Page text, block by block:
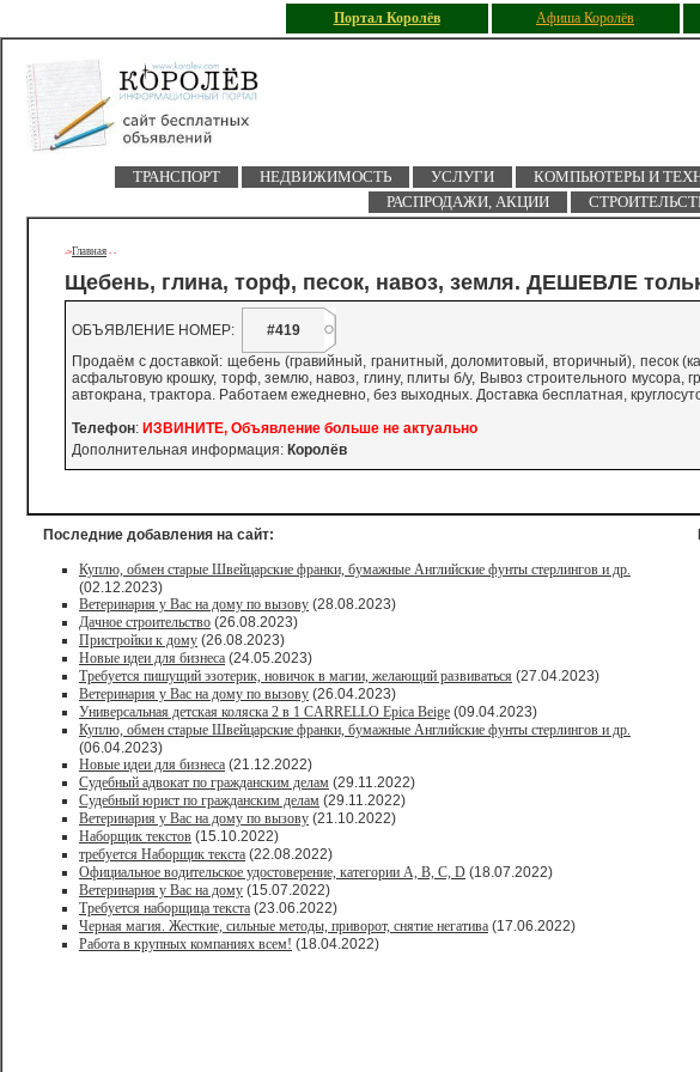
Портал Королёв Афиша Королёв
ТРАНСПОРТ НЕДВИЖИМОСТЬ УСЛУГИ КОМПЬЮТЕРЫ И
РАСПРОДАЖИ, АКЦИИ
->Главная - -
Щебень, глина, торф, песок, навоз, земля. ДЕШЕВЛЕ
ОБЪЯВЛЕНИЕ НОМЕР:
#419
Продаём с доставкой: щебень (гравийный, гранитный, доломитовый, вторичный), песок
асфальтовую крошку, торф, землю, навоз, глину, плиты б/у, Вывоз строительного мусора,
автокрана, трактора. Работаем ежедневно, без выходных. Доставка бесплатная,
Телефон: ИЗВИНИТЕ, Объявление больше не актуально
Дополнительная информация: Королёв
Последние добавления на сайт:
Куплю, обмен старые Швейцарские франки, бумажные Английские фунты стерлингов и др.
(02.12.2023)
Ветеринария у Вас на дому по вызову (28.08.2023)
Дачное строительство (26.08.2023)
Пристройки к дому (26.08.2023)
Новые идеи для бизнеса (24.05.2023)
Требуется пишущий эзотерик, новичок в магии, желающий развиваться (27.04.2023)
Ветеринария у Вас на дому по вызову (26.04.2023)
Универсальная детская коляска 2 в 1 CARRELLO Epica Beige (09.04.2023)
Куплю, обмен старые Швейцарские франки, бумажные Английские фунты стерлингов и др.
(06.04.2023)
Новые идеи для бизнеса (21.12.2022)
Судебный адвокат по гражданским делам (29.11.2022)
Судебный юрист по гражданским делам (29.11.2022)
Ветеринария у Вас на дому по вызову (21.10.2022)
Наборщик текстов (15.10.2022)
требуется Наборщик текста (22.08.2022)
Официальное водительское удостоверение, категории A, B, C, D (18.07.2022)
Ветеринария у Вас на дому (15.07.2022)
Требуется наборщица текста (23.06.2022)
Черная магия. Жесткие, сильные методы, приворот, снятие негатива (17.06.2022)
Работа в крупных компаниях всем! (18.04.2022)